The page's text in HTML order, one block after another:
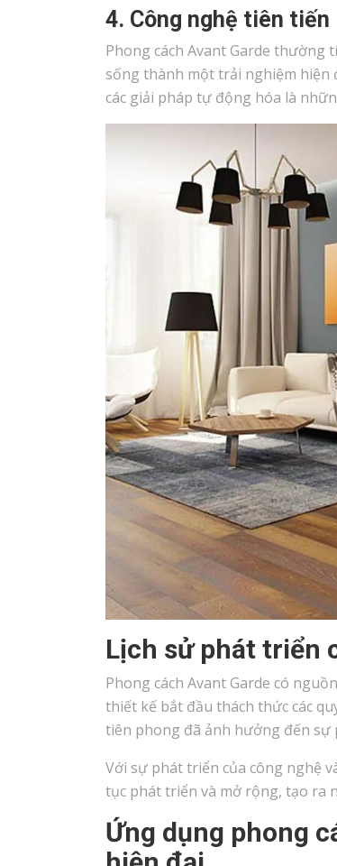
4. Công nghệ tiên tiến
Phong cách Avant Garde
sống thành một trải nghiệm hiện
các giải pháp tự động hóa là
Lịch sử phát triển
Phong cách Avant Garde có
thiết kế bắt đầu thách thức các
tiên phong đã ảnh hưởng đến sự
Với sự phát triển của công nghệ
tục phát triển và mở rộng, tạo ra
Ứng dụng phong